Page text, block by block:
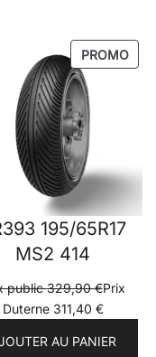
PROMO
195/65R17
MS2 414
public329,90€Prix
Duterne 311,40 €
AU PANIER